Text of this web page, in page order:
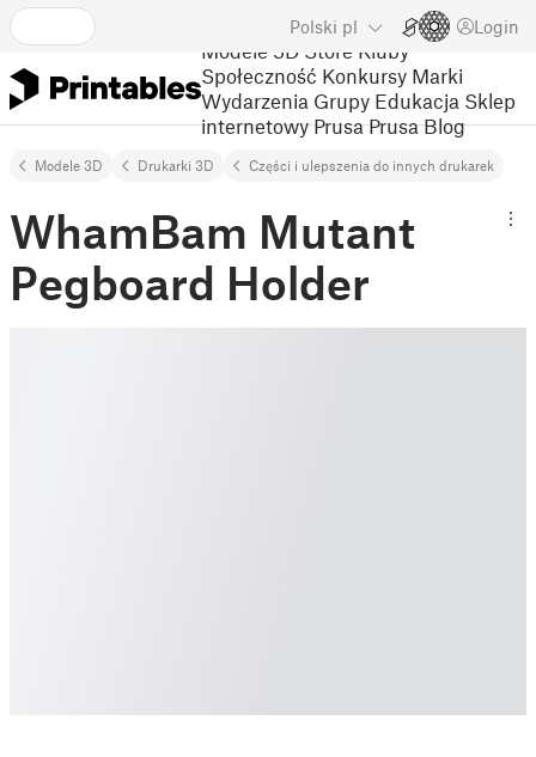
Polski pl Login
Modele 3D Store Kluby
Społeczność Konkursy Marki
Wydarzenia Grupy Edukacja Sklep
internetowy Prusa Prusa Blog
Modele 3D Drukarki 3D Części i ulepszenia do innych drukarek
WhamBam Mutant
Pegboard Holder